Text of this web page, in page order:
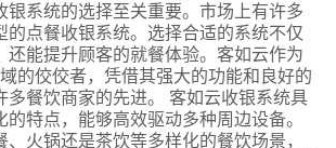
银系统的选择至关重要。市场上有许多
的点餐收银系统。选择合适的系统不仅
还能提升顾客的就餐体验。客如云作为
的佼佼者，凭借其强大的功能和良好的
多餐饮商家的先进。 客如云收银系统具
特点，能够高效驱动多种周边设备。
火锅还是茶饮等多样化的餐饮场景，